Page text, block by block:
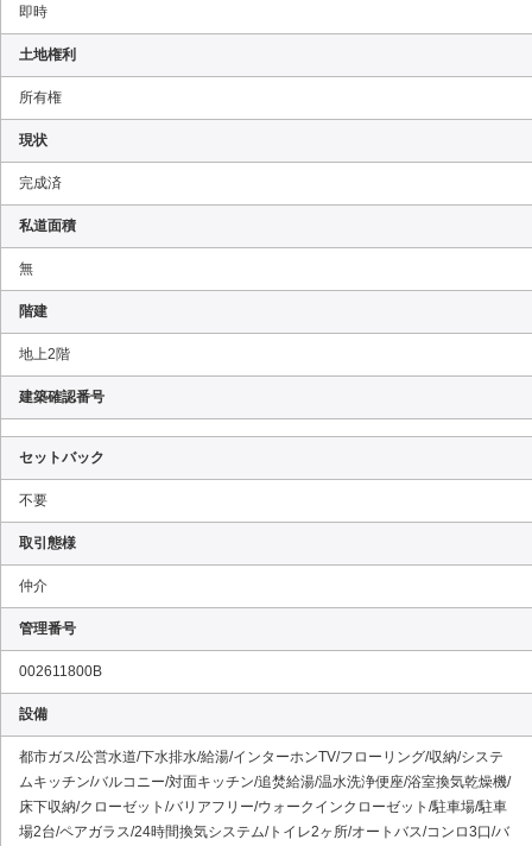
即時
土地権利
所有権
現状
完成済
私道面積
無
階建
地上2階
建築確認番号
セットバック
不要
取引態様
仲介
管理番号
002611800B
設備
都市ガス/公営水道/下水排水/給湯/インターホンTV/フローリング/収納/システ
ムキッチン/バルコニー/対面キッチン/追焚給湯/温水洗浄便座/浴室換気乾燥機/
床下収納/クローゼット/バリアフリー/ウォークインクローゼット/駐車場/駐車
場2台/ペアガラス/24時間換気システム/トイレ2ヶ所/オートバス/コンロ3口/バ